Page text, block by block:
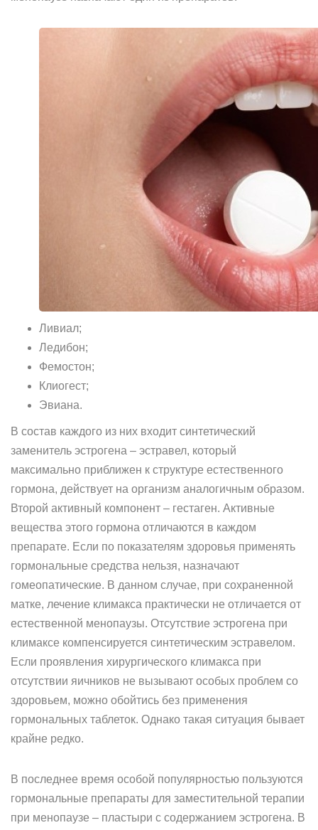
Ливиал;
Ледибон;
Фемостон;
Клиогест;
Эвиана.
В состав каждого из них входит синтетический
заменитель эстрогена – эстравел, который
максимально приближен к структуре естественного
гормона, действует на организм аналогичным образом.
Второй активный компонент – гестаген. Активные
вещества этого гормона отличаются в каждом
препарате. Если по показателям здоровья применять
гормональные средства нельзя, назначают
гомеопатические. В данном случае, при сохраненной
матке, лечение климакса практически не отличается от
естественной менопаузы. Отсутствие эстрогена при
климаксе компенсируется синтетическим эстравелом.
Если проявления хирургического климакса при
отсутствии яичников не вызывают особых проблем со
здоровьем, можно обойтись без применения
гормональных таблеток. Однако такая ситуация бывает
крайне редко.
В последнее время особой популярностью пользуются
гормональные препараты для заместительной терапии
при менопаузе – пластыри с содержанием эстрогена. В